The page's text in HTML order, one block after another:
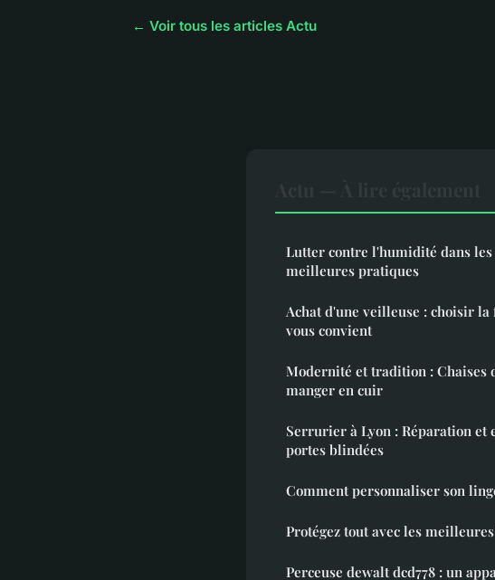
← Voir tous les articles Actu
Lutter contre l'humidité dans les
meilleures pratiques
Achat d'une veilleuse : choisir
vous convient
Modernité et tradition : Chaises
manger en cuir
Serrurier à Lyon : Réparation et
portes blindées
Comment personnaliser son
Protégez tout avec les
Perceuse dewalt dcd778 : un appareil qui a fait